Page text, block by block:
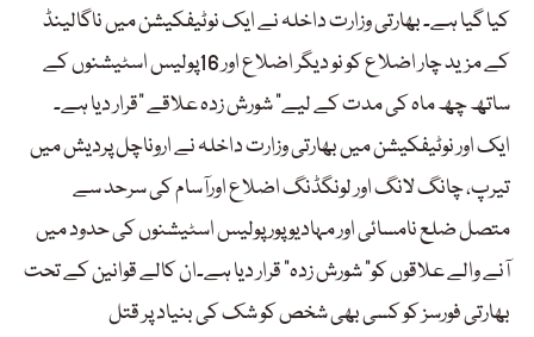
کیا گیا ہے۔ بھارتی وزارت داخلہ نے ایک نوٹیفکیشن میں ناگالینڈ
کے مزید چار اضلاع کو نو دیگر اضلاع اور 16پولیس اسٹیشنوں کے
ساتھ چھ ماہ کی مدت کے لیے” شورش زدہ علاقے “قرار دیا ہے۔
ایک اور نوٹیفکیشن میں بھارتی وزارت داخلہ نے اروناچل پردیش میں
تیرپ، چانگ لانگ اور لونگڈنگ اضلاع اورآسام کی سرحد سے
متصل ضلع نامسائی اور مہادیو پور پولیس اسٹیشنوں کی حدود میں
آنے والے علاقوں کو” شورش زدہ“ قرار دیا ہے۔ان کالے قوانین کے تحت
بھارتی فورسز کو کسی بھی شخص کو شک کی بنیاد پر قتل